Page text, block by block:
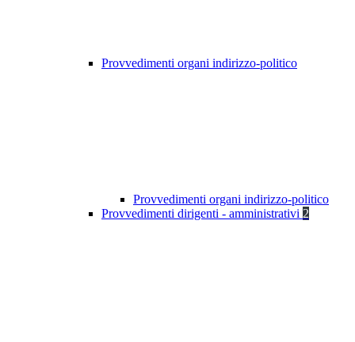
Provvedimenti organi indirizzo-politico
Provvedimenti organi indirizzo-politico
Provvedimenti dirigenti - amministrativi 2